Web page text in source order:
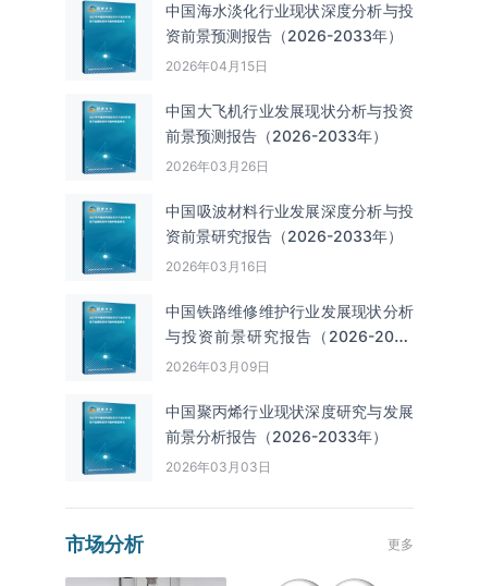
中国海水淡化行业现状深度分析与投
资前景预测报告（2026-2033年）
2026年04月15日
中国大飞机行业发展现状分析与投资
前景预测报告（2026-2033年）
2026年03月26日
中国吸波材料行业发展深度分析与投
资前景研究报告（2026-2033年）
2026年03月16日
中国铁路维修维护行业发展现状分析
与投资前景研究报告（2026-2033
年）
2026年03月09日
中国聚丙烯行业现状深度研究与发展
前景分析报告（2026-2033年）
2026年03月03日
市场分析 更多